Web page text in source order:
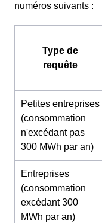
numéros suivants :
Type de
requête
Petites entreprises
(consommation
n'excédant pas
300 MWh par an)
Entreprises
(consommation
excédant 300
MWh par an)